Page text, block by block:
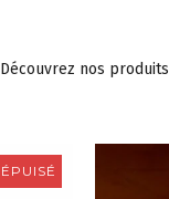
Découvrez nos produits
ÉPUISÉ